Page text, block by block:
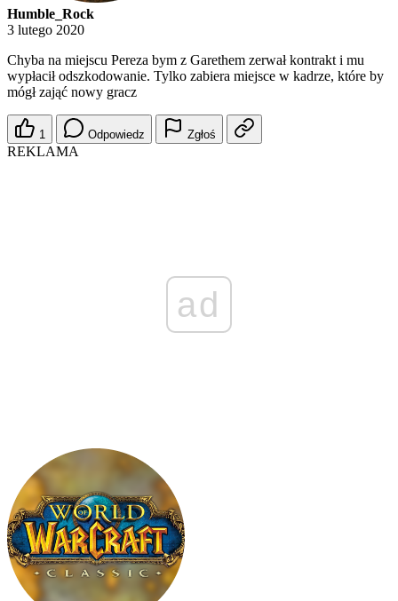
Humble_Rock
3 lutego 2020
Chyba na miejscu Pereza bym z Garethem zerwał kontrakt i mu
wypłacił odszkodowanie. Tylko zabiera miejsce w kadrze, które by
mógł zająć nowy gracz
1 Odpowiedz Zgłoś
REKLAMA
ad